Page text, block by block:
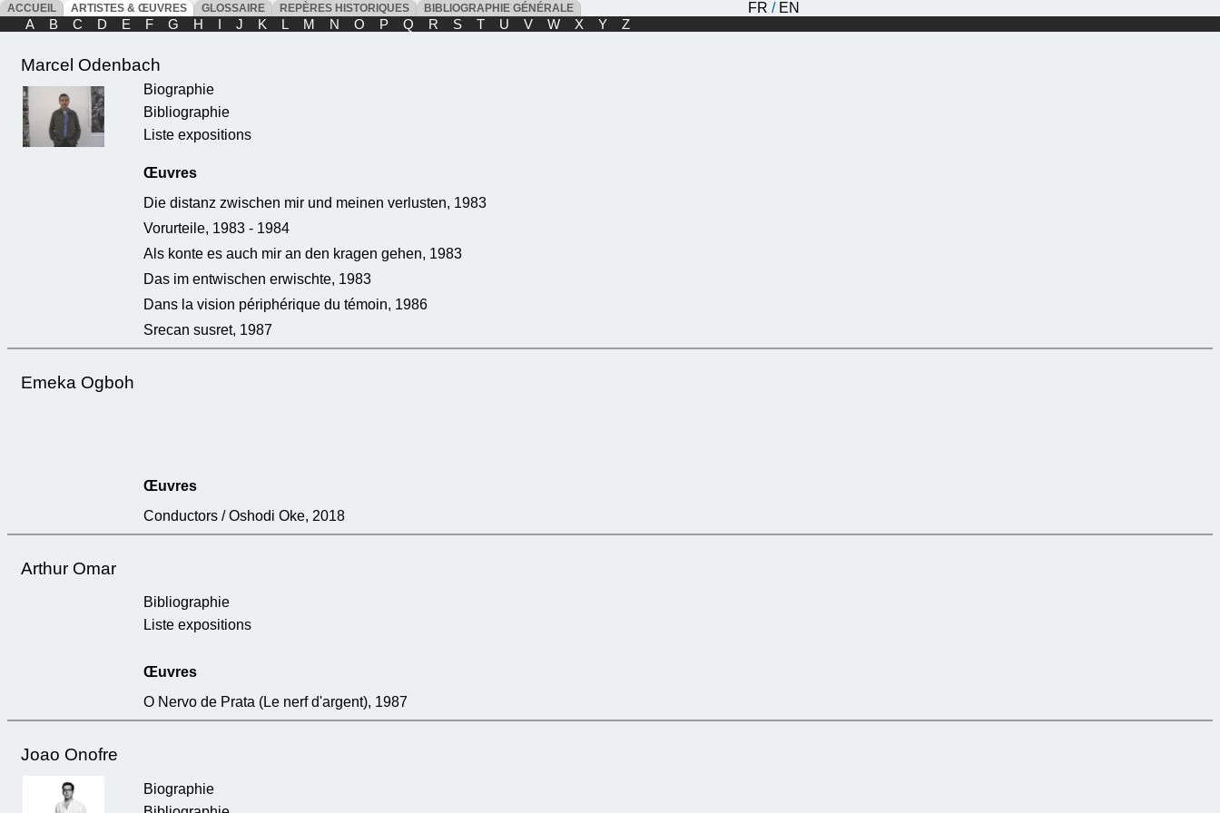
ACCUEIL ARTISTES & ŒUVRES GLOSSAIRE REPÈRES HISTORIQUES BIBLIOGRAPHIE GÉNÉRALE FR / EN
A
B C D E F G H I J K L M N O P Q R S T U V W X Y Z